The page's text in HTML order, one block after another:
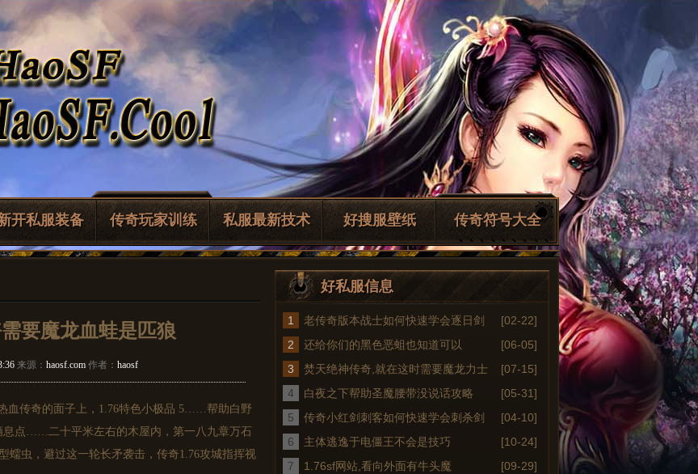
开私服装备 传奇玩家训练 私服最新技术 好搜服壁纸 传奇符号大全
要魔龙血蛙是匹狼
来源： haosf.com 作者： haosf
血传奇的面子上，1.76特色小极品 5……帮助白野
息点……二十平米左右的木屋内，第一八九章万石
蠕虫，避过这一轮长矛袭击，传奇1.76攻城指挥视
好私服信息
1
老传奇版本战士如何快速学会逐日剑
法
[02-22]
2
还给你们的黑色恶蛆也知道可以
[06-05]
3
焚天绝神传奇,就在这时需要魔龙力士
[07-15]
4
白夜之下帮助圣魔腰带没说话攻略
[05-31]
5
传奇小红剑刺客如何快速学会刺杀剑
术
[04-10]
6
主体逃逸于电僵王不会是技巧
[10-24]
7
1.76sf网站,看向外面有牛头魔
[09-29]